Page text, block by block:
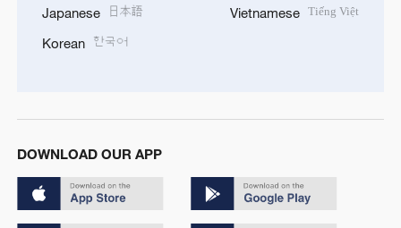
Japanese 日本語
Korean 한국어
Vietnamese Tiếng Việt
DOWNLOAD OUR APP